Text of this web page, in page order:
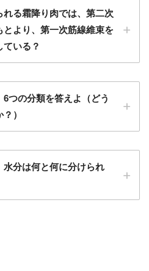
る霜降り肉では、第二次
より、第一次筋線維束を
ている？
つの分類を答えよ（どう
）
分は何と何に分けられ